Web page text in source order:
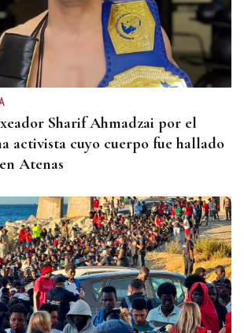
Sharif Ahmadzai por el
activista cuyo cuerpo fue hallado
Atenas